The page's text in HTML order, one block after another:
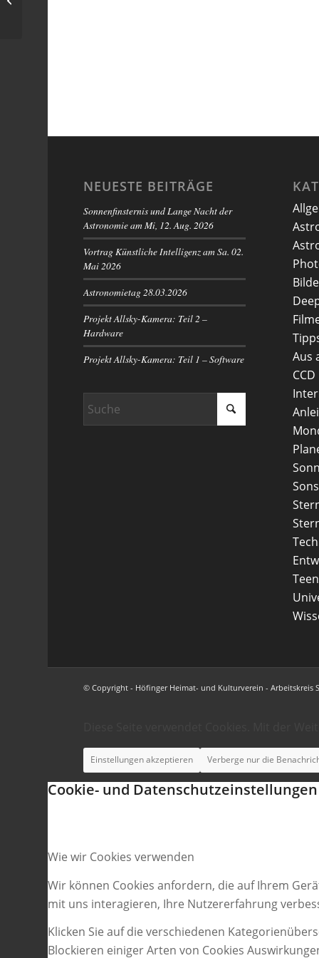
NEUESTE BEITRÄGE
Sonnenfinsternis und Lange Nacht der
Astronomie am Mi, 12. Aug. 2026
Vortrag Künstliche Intelligenz am Sa. 02.
Mai 2026
Astronomietag 28.03.2026
Projekt Allsky-Kamera: Teil 2 –
Hardware
Projekt Allsky-Kamera: Teil 1 – Software
Aus
CCD
© Copyright - Höfinger Heimat- und Kulturverein - Arbeitskreis
Einstellungen akzeptieren Verberge nur die
Cookie- und Datenschutzeinstellungen
Wie wir Cookies verwenden
Wir können Cookies anfordern, die auf Ihrem
mit uns interagieren, Ihre Nutzererfahrung
Klicken Sie auf die verschiedenen
Blockieren einiger Arten von Cookies